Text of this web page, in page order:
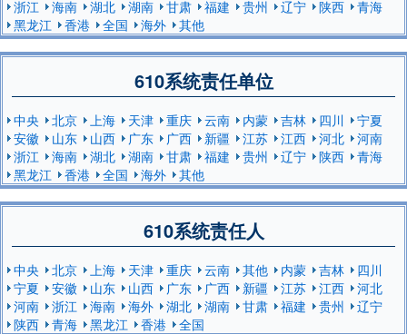
浙江
海南 湖北 湖南 甘肃 福建 贵州 辽宁 陕西
青海
黑龙江
香港 全国 海外 其他
610系统责任单位
中央 北京 上海 天津 重庆 云南 内蒙 吉林 四川
宁夏
安徽
山东 山西 广东 广西 新疆 江苏 江西 河北
河南
浙江
海南 湖北 湖南 甘肃 福建 贵州 辽宁 陕西
青海
黑龙江
香港 全国 海外 其他
610系统责任人
中央 北京 上海 天津 重庆 云南 其他 内蒙 吉林
四川
宁夏
安徽 山东 山西 广东 广西 新疆 江苏 江西
河北
河南
浙江 海南 海外 湖北 湖南 甘肃 福建 贵州
辽宁
陕西
青海 黑龙江 香港 全国